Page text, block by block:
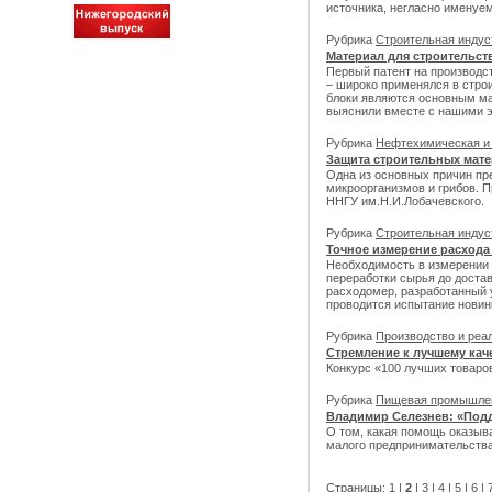
источника, негласно
Рубрика Строительная
Материал для
Первый патент на
– широко применялся в
блоки являются основным
выяснили вместе с нашими
Рубрика Нефтехимическая
Защита строительных
Одна из основных причин
микроорганизмов и грибов.
ННГУ им.Н.И.Лобачевского.
Рубрика Строительная
Точное измерение
Необходимость в измерении
переработки сырья до
расходомер, разработанный
проводится испытание
Рубрика Производство и
Стремление к лучшему
Конкурс «100 лучших
Рубрика Пищевая
Владимир Селезнев:
О том, какая помощь
малого
Страницы: 1 | 2 | 3 | 4 | 5 | 6 |